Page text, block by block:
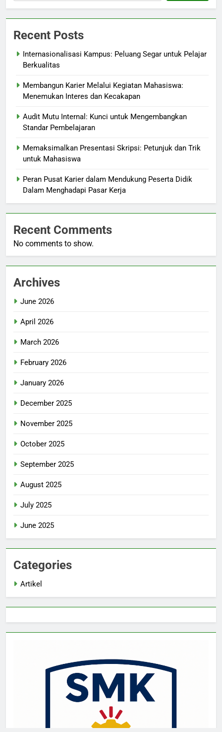
Recent Posts
Internasionalisasi Kampus: Peluang Segar untuk Pelajar
Berkualitas
Membangun Karier Melalui Kegiatan Mahasiswa:
Menemukan Interes dan Kecakapan
Audit Mutu Internal: Kunci untuk Mengembangkan
Standar Pembelajaran
Memaksimalkan Presentasi Skripsi: Petunjuk dan Trik
untuk Mahasiswa
Peran Pusat Karier dalam Mendukung Peserta Didik
Dalam Menghadapi Pasar Kerja
Recent Comments
No comments to show.
Archives
June 2026
April 2026
March 2026
February 2026
January 2026
December 2025
November 2025
October 2025
September 2025
August 2025
July 2025
June 2025
Categories
Artikel